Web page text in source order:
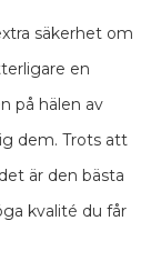
säkerhet om
en
på hälen av
dem. Trots att
är den bästa
kvalité du får